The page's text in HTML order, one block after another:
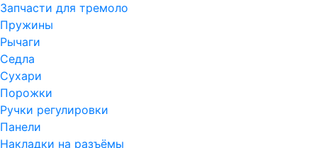
Запчасти для тремоло
Пружины
Рычаги
Седла
Сухари
Порожки
Ручки регулировки
Панели
Накладки на разъёмы